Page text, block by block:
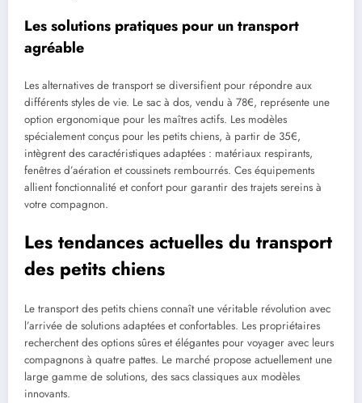
Les solutions pratiques pour un transport
agréable
Les alternatives de transport se diversifient pour répondre aux
différents styles de vie. Le sac à dos, vendu à 78€, représente une
option ergonomique pour les maîtres actifs. Les modèles
spécialement conçus pour les petits chiens, à partir de 35€,
intègrent des caractéristiques adaptées : matériaux respirants,
fenêtres d’aération et coussinets rembourrés. Ces équipements
allient fonctionnalité et confort pour garantir des trajets sereins à
votre compagnon.
Les tendances actuelles du transport
des petits chiens
Le transport des petits chiens connaît une véritable révolution avec
l’arrivée de solutions adaptées et confortables. Les propriétaires
recherchent des options sûres et élégantes pour voyager avec leurs
compagnons à quatre pattes. Le marché propose actuellement une
large gamme de solutions, des sacs classiques aux modèles
innovants.